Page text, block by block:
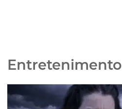
Entretenimento